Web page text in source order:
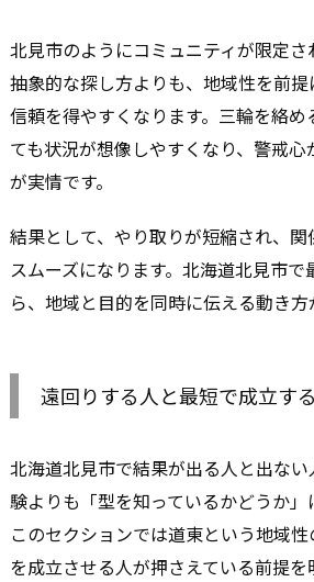
北見市のようにコミュニティが限定さ
抽象的な探し方よりも、地域性を前
信頼を得やすくなります。三輪を絡め
ても状況が想像しやすくなり、警戒
が実情です。
結果として、やり取りが短縮され、
スムーズになります。北海道北見市
ら、地域と目的を同時に伝える動き方
遠回りする人と最短で成立す
北海道北見市で結果が出る人と出な
験よりも「型を知っているかどうか」
このセクションでは道東という地域
を成立させる人が押さえている前提を